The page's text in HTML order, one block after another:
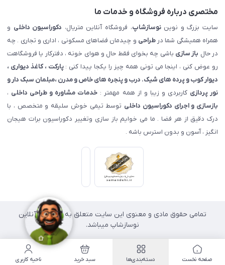
مختصری درباره فروشگاه و خدمات ما
سایت بزرگ و نویننوسازشاپ، فروشگاه آنلاین متریال، دکوراسیون داخلی و
همراه همیشگی شما درطراحی و چیدمان فضاهای مسکونی ، اداری و تجاری . چه
در حال باز سازی باشی چه بخوای فقط حال و هوای خونه ، دفترکار یا فروشگاهت
رو عوض کنی ، اینجا می تونی همه چیز را یکجا پیدا کنی :پارکت ، کاغذ دیواری ،
دیوار کوب و پرده های شیک. درب و پنجره های خاص و مدرن ،مبلمان سبک دار و
نور پردازی کاربردی و زیبا و از همه مهمتر : خدمات مشاوره و طراحی داخلی ،
بازسازی و اجرای دکوراسیون داخلی توسط تیمی خوش سلیقه و متخصص ، با
درک دقیق از هر فضا . ما می خوایم باز سازی وتغییر دکوراسیون برات هیجان
انگیز ، آسون و بدون استرس باشه .
تمامی حقوق مادی و معنوی این سایت متعلق به فروشگاه آنلاین
نوسازشاپ میباشد.
صفحه نخست دسته‌بندی‌ها سبد خرید ناحیه کاربری